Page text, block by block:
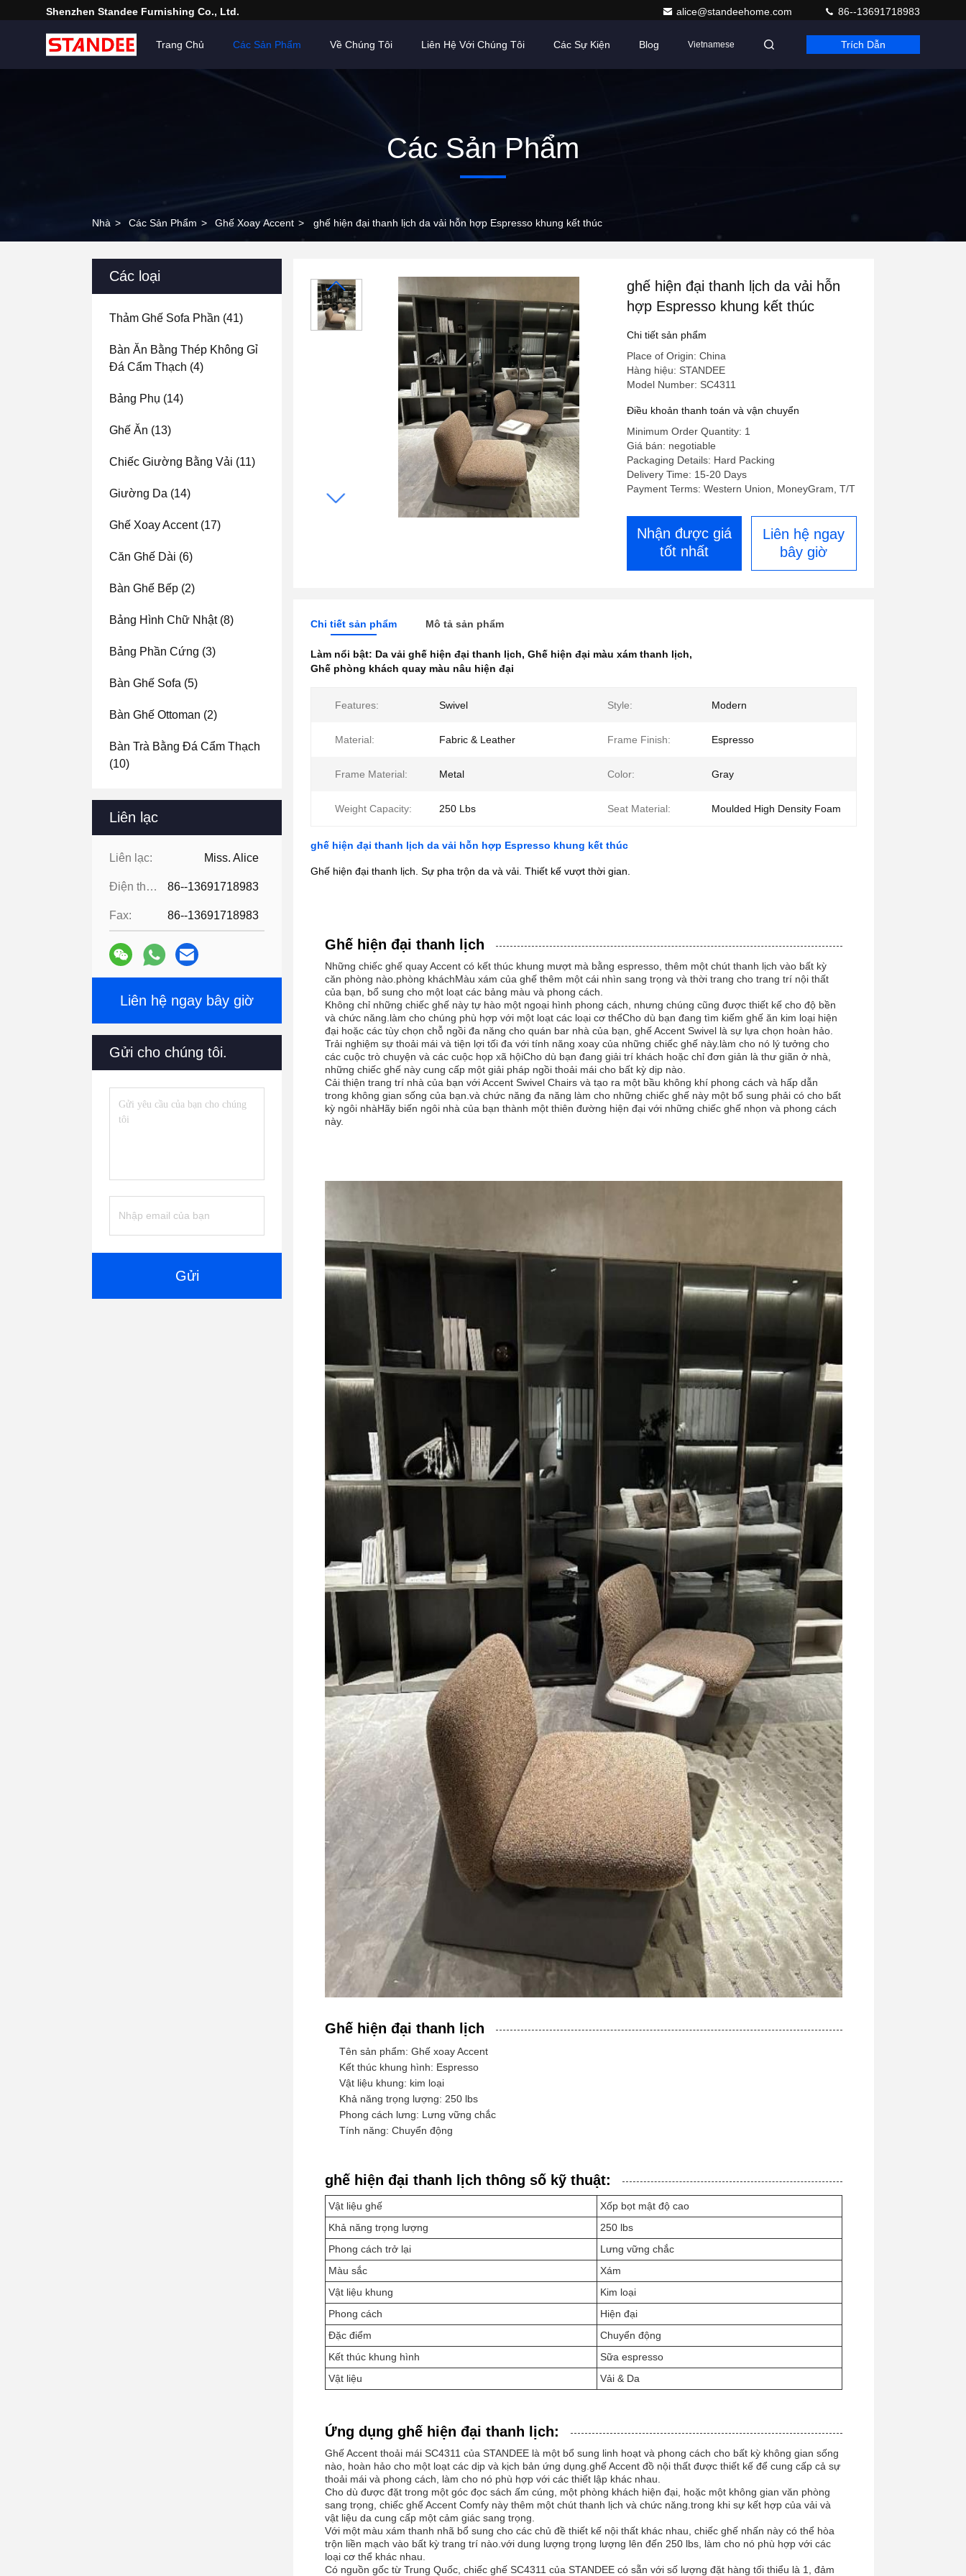
Shenzhen Standee Furnishing Co., Ltd. alice@standeehome.com 86--13691718983
Trang Chủ Các Sản Phẩm Về Chúng Tôi Liên Hệ Với Chúng Tôi Các Sự Kiện Blog Vietnamese Trích Dẫn
Các Sản Phẩm
Nhà > Các Sản Phẩm > Ghế Xoay Accent > ghế hiện đại thanh lịch da vải hỗn hợp Espresso khung kết thúc
Các loại
Thảm Ghế Sofa Phần (41)
Bàn Ăn Bằng Thép Không Gỉ
Đá Cẩm Thạch (4)
Bảng Phụ (14)
Ghế Ăn (13)
Chiếc Giường Bằng Vải (11)
Giường Da (14)
Ghế Xoay Accent(17)
Căn Ghế Dài (6)
Bàn Ghế Bếp (2)
Bảng Hình Chữ Nhật(8)
Bảng Phần Cứng (3)
Bàn Ghế Sofa (5)
Bàn Ghế Ottoman (2)
Bàn Trà Bằng Đá Cẩm Thạch
(10)
Liên lạc
Liên lạc: Miss. Alice
Điện thoại: 86--13691718983
Fax: 86--13691718983
Liên hệ ngay bây giờ
Gửi cho chúng tôi.
Gửi
ghế hiện đại thanh lịch da vải hỗn
hợp Espresso khung kết thúc
Chi tiết sản phẩm
Place of Origin: China
Hàng hiệu: STANDEE
Model Number: SC4311
Điều khoản thanh toán và vận chuyển
Minimum Order Quantity: 1
Giá bán: negotiable
Packaging Details: Hard Packing
Delivery Time: 15-20 Days
Payment Terms: Western Union, MoneyGram, T/T
Nhận được giá
tốt nhất
Liên hệ ngay
bây giờ
Chi tiết sản phẩm Mô tả sản phẩm
Làm nổi bật: Da vải ghế hiện đại thanh lịch, Ghế hiện đại màu xám thanh lịch,
Ghế phòng khách quay màu nâu hiện đại
Features: Swivel Style: Modern
Material: Fabric & Leather Frame Finish: Espresso
Frame Material: Metal Color: Gray
Weight Capacity: 250 Lbs Seat Material: Moulded High Density Foam
ghế hiện đại thanh lịch da vải hỗn hợp Espresso khung kết thúc
Ghế hiện đại thanh lịch. Sự pha trộn da và vải. Thiết kế vượt thời gian.
Ghế hiện đại thanh lịch
Những chiếc ghế quay Accent có kết thúc khung mượt mà bằng espresso, thêm một chút thanh lịch vào bất kỳ
căn phòng nào.phòng kháchMàu xám của ghế thêm một cái nhìn sang trọng và thời trang cho trang trí nội thất
của bạn, bổ sung cho một loạt các bảng màu và phong cách.
Không chỉ những chiếc ghế này tự hào một ngoại hình phong cách, nhưng chúng cũng được thiết kế cho độ bền
và chức năng.làm cho chúng phù hợp với một loạt các loại cơ thểCho dù bạn đang tìm kiếm ghế ăn kim loại hiện
đại hoặc các tùy chọn chỗ ngồi đa năng cho quán bar nhà của bạn, ghế Accent Swivel là sự lựa chọn hoàn hảo.
Trải nghiệm sự thoải mái và tiện lợi tối đa với tính năng xoay của những chiếc ghế này.làm cho nó lý tưởng cho
các cuộc trò chuyện và các cuộc họp xã hộiCho dù bạn đang giải trí khách hoặc chỉ đơn giản là thư giãn ở nhà,
những chiếc ghế này cung cấp một giải pháp ngồi thoải mái cho bất kỳ dịp nào.
Cải thiện trang trí nhà của bạn với Accent Swivel Chairs và tạo ra một bầu không khí phong cách và hấp dẫn
trong không gian sống của bạn.và chức năng đa năng làm cho những chiếc ghế này một bổ sung phải có cho bất
kỳ ngôi nhàHãy biến ngôi nhà của bạn thành một thiên đường hiện đại với những chiếc ghế nhọn và phong cách
này.
Ghế hiện đại thanh lịch
Tên sản phẩm: Ghế xoay Accent
Kết thúc khung hình: Espresso
Vật liệu khung: kim loại
Khả năng trọng lượng: 250 lbs
Phong cách lưng: Lưng vững chắc
Tính năng: Chuyển động
ghế hiện đại thanh lịch thông số kỹ thuật:
Vật liệu ghế
Xốp bọt mật độ cao
Khả năng trọng lượng
250 lbs
Phong cách trở lại
Lưng vững chắc
Màu sắc
Xám
Vật liệu khung
Kim loại
Phong cách
Hiện đại
Đặc điểm
Chuyển động
Kết thúc khung hình
Sữa espresso
Vật liệu
Vải & Da
Ứng dụng ghế hiện đại thanh lịch:
Ghế Accent thoải mái SC4311 của STANDEE là một bổ sung linh hoạt và phong cách cho bất kỳ không gian sống
nào, hoàn hảo cho một loạt các dịp và kịch bản ứng dụng.ghế Accent đồ nội thất được thiết kế để cung cấp cả sự
thoải mái và phong cách, làm cho nó phù hợp với các thiết lập khác nhau.
Cho dù được đặt trong một góc đọc sách ấm cúng, một phòng khách hiện đại, hoặc một không gian văn phòng
sang trọng, chiếc ghế Accent Comfy này thêm một chút thanh lịch và chức năng.trong khi sự kết hợp của vải và
vật liệu da cung cấp một cảm giác sang trọng.
Với một màu xám thanh nhã bổ sung cho các chủ đề thiết kế nội thất khác nhau, chiếc ghế nhấn này có thể hòa
trộn liền mạch vào bất kỳ trang trí nào.với dung lượng trọng lượng lên đến 250 lbs, làm cho nó phù hợp với các
loại cơ thể khác nhau.
Có nguồn gốc từ Trung Quốc, chiếc ghế SC4311 của STANDEE có sẵn với số lượng đặt hàng tối thiểu là 1, đảm